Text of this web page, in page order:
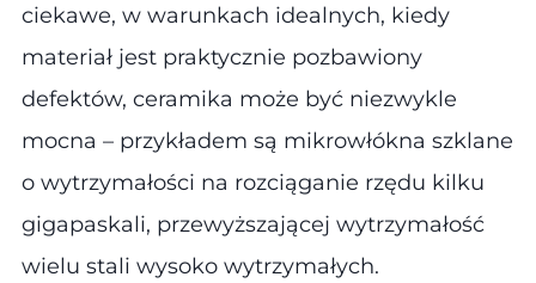
ciekawe, w warunkach idealnych, kiedy
materiał jest praktycznie pozbawiony
defektów, ceramika może być niezwykle
mocna – przykładem są mikrowłókna szklane
o wytrzymałości na rozciąganie rzędu kilku
gigapaskali, przewyższającej wytrzymałość
wielu stali wysoko wytrzymałych.